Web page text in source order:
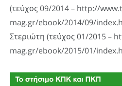
(τεύχος 09/2014 – http://
mag.gr/ebook/2014/09/
Στεριώτη (τεύχος 01/2015 –
mag.gr/ebook/2015/01/